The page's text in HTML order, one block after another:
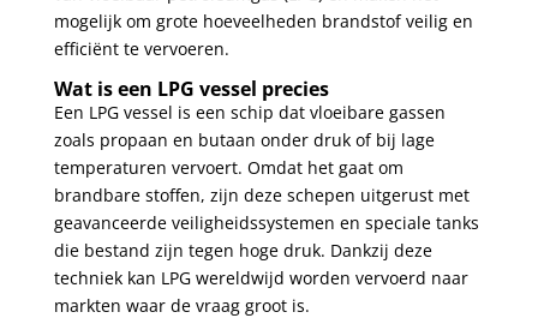
mogelijk om grote hoeveelheden brandstof veilig en
efficiënt te vervoeren.
Wat is een LPG vessel precies
Een LPG vessel is een schip dat vloeibare gassen
zoals propaan en butaan onder druk of bij lage
temperaturen vervoert. Omdat het gaat om
brandbare stoffen, zijn deze schepen uitgerust met
geavanceerde veiligheidssystemen en speciale tanks
die bestand zijn tegen hoge druk. Dankzij deze
techniek kan LPG wereldwijd worden vervoerd naar
markten waar de vraag groot is.